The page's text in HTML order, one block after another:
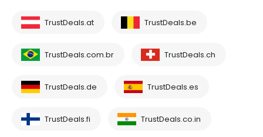
TrustDeals.at TrustDeals.be
TrustDeals.com.br TrustDeals.ch
TrustDeals.de TrustDeals.es
TrustDeals.fi TrustDeals.co.in